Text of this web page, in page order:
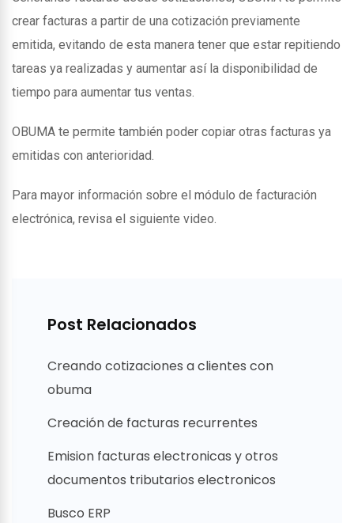
crear facturas a partir de una cotización previamente
emitida, evitando de esta manera tener que estar repitiendo
tareas ya realizadas y aumentar así la disponibilidad de
tiempo para aumentar tus ventas.
OBUMA te permite también poder copiar otras facturas ya
emitidas con anterioridad.
Para mayor información sobre el módulo de facturación
electrónica, revisa el siguiente video.
Post Relacionados
Creando cotizaciones a clientes con
obuma
Creación de facturas recurrentes
Emision facturas electronicas y otros
documentos tributarios electronicos
Busco ERP